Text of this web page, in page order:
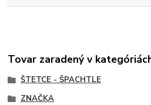
Tovar zaradený v
ŠTETCE - ŠPACHTLE
ZNAČKA